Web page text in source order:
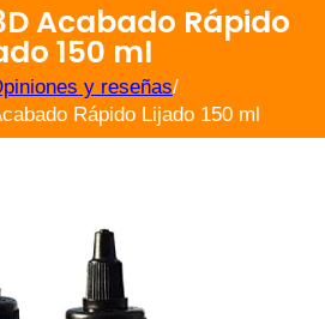
Acabado Rápido
150 ml
y reseñas/
Rápido Lijado 150 ml